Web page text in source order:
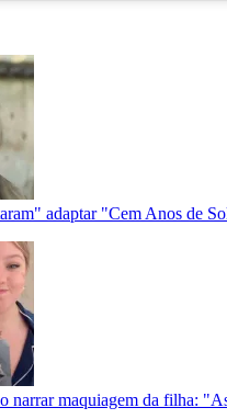
adaptar "Cem Anos de
narrar maquiagem da filha: